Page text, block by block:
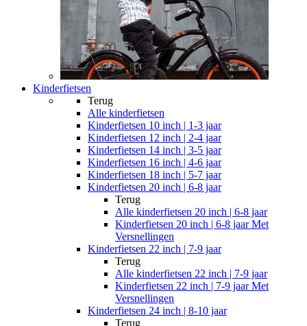
Kinderfietsen
Terug
Alle kinderfietsen
Kinderfietsen 10 inch | 1-3 jaar
Kinderfietsen 12 inch | 2-4 jaar
Kinderfietsen 14 inch | 3-5 jaar
Kinderfietsen 16 inch | 4-6 jaar
Kinderfietsen 18 inch | 5-7 jaar
Kinderfietsen 20 inch | 6-8 jaar
Terug
Alle kinderfietsen 20 inch | 6-8 jaar
Kinderfietsen 20 inch | 6-8 jaar Met
Versnellingen
Kinderfietsen 22 inch | 7-9 jaar
Terug
Alle kinderfietsen 22 inch | 7-9 jaar
Kinderfietsen 22 inch | 7-9 jaar Met
Versnellingen
Kinderfietsen 24 inch | 8-10 jaar
Terug